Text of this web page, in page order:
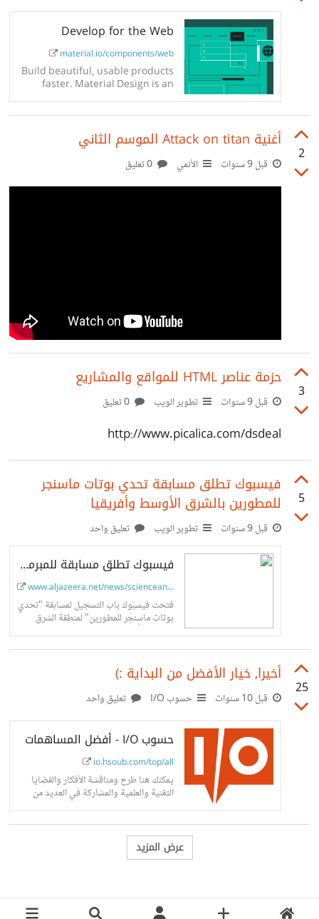
Develop for the Web
material.io/components/web
Build beautiful, usable products
faster. Material Design is an
adaptable system—backed by
experiences.
2
أغنية Attack on titan الموسم الثاني
قبل 9 سنوات الأنمي
3
حزمة عناصر HTML للمواقع والمشاريع
قبل 9 سنوات تطوير الويب
http://www.picalica.com/dsdeal
5
فيسبوك تطلق مسابقة تحدي بوتات ماسنجر
للمطورين بالشرق الأوسط وأفريقيا
قبل 9 سنوات تطوير الويب تعليق واحد
فيسبوك تطلق مسابقة للمبرمجين بالشرق الأوسط وأفريقيا
www.aljazeera.net/news/scienceandt...
فتحت فيسبوك باب التسجيل لمسابقة "تحدي
بوتات ماسنجر للمطورين" لمنطقة الشرق
الأوسط وأفريقيا، والتي يحصل فيها كل فريق
25
أخيرا, خيار الأفضل من البداية :)
قبل 10 سنوات حسوب I/O تعليق واحد
حسوب I/O - أفضل المساهمات
io.hsoub.com/top/all
يمكنك هنا طرح ومناقشة الأفكار والقضايا
التقنية والعلمية والمشاركة في العديد من
المجتمعات المختلفة.